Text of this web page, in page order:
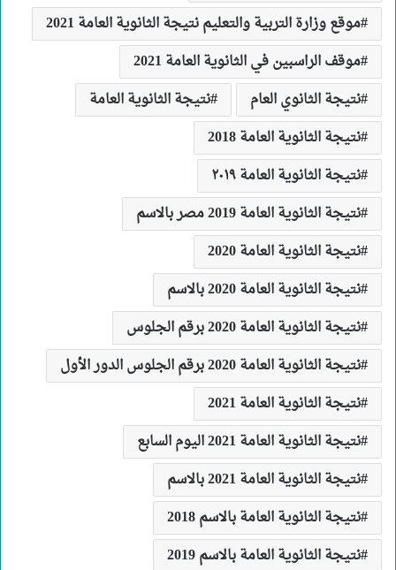
موقع وزارة التربية والتعليم نتيجة الثانوية العامة 2021
موقف الراسبين في الثانوية العامة 2021
نتيجة الثانوي العام
نتيجة الثانوية العامة
نتيجة الثانوية العامة 2018
نتيجة الثانوية العامة ٢٠١٩
نتيجة الثانوية العامة 2019 مصر بالاسم
نتيجة الثانوية العامة 2020
نتيجة الثانوية العامة 2020 بالاسم
نتيجة الثانوية العامة 2020 برقم الجلوس
نتيجة الثانوية العامة 2020 برقم الجلوس الدور الأول
نتيجة الثانوية العامة 2021
نتيجة الثانوية العامة 2021 اليوم السابع
نتيجة الثانوية العامة 2021 بالاسم
نتيجة الثانوية العامة بالاسم 2018
نتيجة الثانوية العامة بالاسم 2019